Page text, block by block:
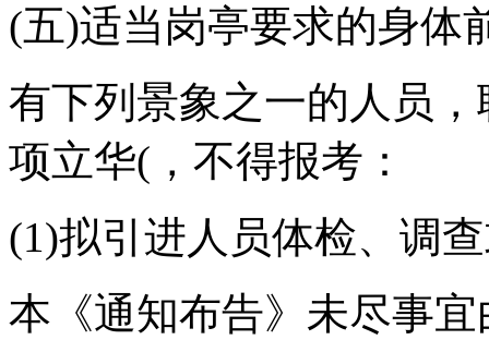
(五)适当岗亭要求的身体
有下列景象之一的人员
项立华(，不得报考：
(1)拟引进人员体检、调
本《通知布告》未尽事